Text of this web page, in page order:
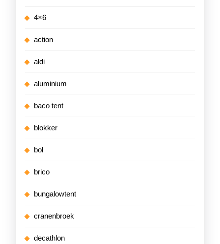
4×6
action
aldi
aluminium
baco tent
blokker
bol
brico
bungalowtent
cranenbroek
decathlon